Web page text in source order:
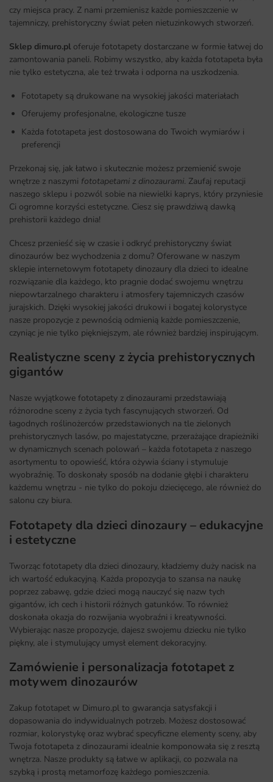
czy miejsca pracy. Z nami przemienisz każde pomieszczenie w
tajemniczy, prehistoryczny świat pełen nietuzinkowych stworzeń.
Sklep dimuro.pl oferuje fototapety dostarczane w formie łatwej do
zamontowania paneli. Robimy wszystko, aby każda fototapeta była
nie tylko estetyczna, ale też trwała i odporna na uszkodzenia.
Fototapety są drukowane na wysokiej jakości materiałach
Oferujemy profesjonalne, ekologiczne tusze
Każda fototapeta jest dostosowana do Twoich wymiarów i
preferencji
Przekonaj się, jak łatwo i skutecznie możesz przemienić swoje
wnętrze z naszymi fototapetami z dinozaurami. Zaufaj reputacji
naszego sklepu i pozwól sobie na niewielki kaprys, który przyniesie
Ci ogromne korzyści estetyczne. Ciesz się prawdziwą dawką
prehistorii każdego dnia!
Chcesz przenieść się w czasie i odkryć prehistoryczny świat
dinozaurów bez wychodzenia z domu? Oferowane w naszym
sklepie internetowym fototapety dinozaury dla dzieci to idealne
rozwiązanie dla każdego, kto pragnie dodać swojemu wnętrzu
niepowtarzalnego charakteru i atmosfery tajemniczych czasów
jurajskich. Dzięki wysokiej jakości drukowi i bogatej kolorystyce
nasze propozycje z pewnością odmienią każde pomieszczenie,
czyniąc je nie tylko piękniejszym, ale również bardziej inspirującym.
Realistyczne sceny z życia prehistorycznych
gigantów
Nasze wyjątkowe fototapety z dinozaurami przedstawiają
różnorodne sceny z życia tych fascynujących stworzeń. Od
łagodnych roślinożerców przedstawionych na tle zielonych
prehistorycznych lasów, po majestatyczne, przerażające drapieżniki
w dynamicznych scenach polowań – każda fototapeta z naszego
asortymentu to opowieść, która ożywia ściany i stymuluje
wyobraźnię. To doskonały sposób na dodanie głębi i charakteru
każdemu wnętrzu - nie tylko do pokoju dziecięcego, ale również do
salonu czy biura.
Fototapety dla dzieci dinozaury – edukacyjne
i estetyczne
Tworząc fototapety dla dzieci dinozaury, kładziemy duży nacisk na
ich wartość edukacyjną. Każda propozycja to szansa na naukę
poprzez zabawę, gdzie dzieci mogą nauczyć się nazw tych
gigantów, ich cech i historii różnych gatunków. To również
doskonała okazja do rozwijania wyobraźni i kreatywności.
Wybierając nasze propozycje, dajesz swojemu dziecku nie tylko
piękny, ale i stymulujący umysł element dekoracyjny.
Zamówienie i personalizacja fototapet z
motywem dinozaurów
Zakup fototapet w Dimuro.pl to gwarancja satysfakcji i
dopasowania do indywidualnych potrzeb. Możesz dostosować
rozmiar, kolorystykę oraz wybrać specyficzne elementy sceny, aby
Twoja fototapeta z dinozaurami idealnie komponowała się z resztą
wnętrza. Nasze produkty są łatwe w aplikacji, co pozwala na
szybką i prostą metamorfozę każdego pomieszczenia.